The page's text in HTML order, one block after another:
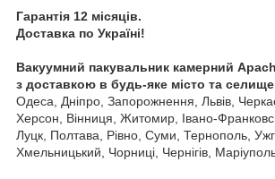
Гарантія 12 місяців.
Доставка по Україні!
Вакуумний пакувальник камерний
з доставкою в будь-яке місто та селище
Одеса, Дніпро, Запорожнення, Львів,
Херсон, Вінниця, Житомир, Івано-
Луцк, Полтава, Рівно, Суми, Тернополь,
Хмельницький, Чорниці, Чернігів,